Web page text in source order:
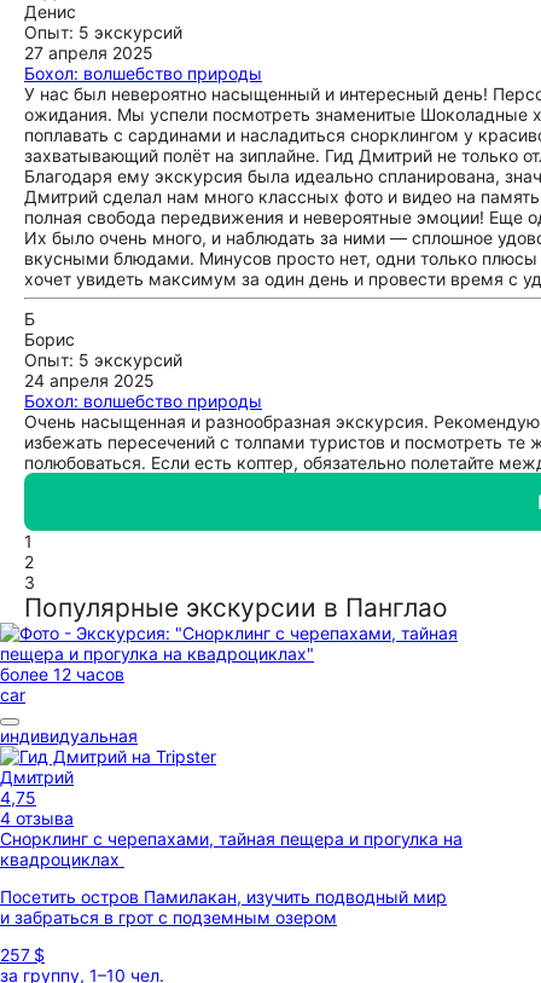
Денис
Опыт: 5 экскурсий
27 апреля 2025
Бохол: волшебство природы
У нас был невероятно насыщенный и интересный день!
ожидания. Мы успели посмотреть знаменитые Шоколадные
поплавать с сардинами и насладиться снорклингом у
захватывающий полёт на зиплайне. Гид Дмитрий не только
Благодаря ему экскурсия была идеально спланирована,
Дмитрий сделал нам много классных фото и видео на
полная свобода передвижения и невероятные эмоции! Еще
Их было очень много, и наблюдать за ними — сплошное
вкусными блюдами. Минусов просто нет, одни только
хочет увидеть максимум за один день и провести время с
Б
Борис
Опыт: 5 экскурсий
24 апреля 2025
Бохол: волшебство природы
Очень насыщенная и разнообразная экскурсия.
избежать пересечений с толпами туристов и посмотреть
полюбоваться. Если есть коптер, обязательно полетайте
1
2
3
Популярные экскурсии в Панглао
более 12 часов
car
индивидуальная
Дмитрий
4,75
4 отзыва
Снорклинг с черепахами, тайная пещера и прогулка на
квадроциклах
Посетить остров Памилакан, изучить подводный мир
и забраться в грот с подземным озером
257 $
за группу, 1–10 чел.